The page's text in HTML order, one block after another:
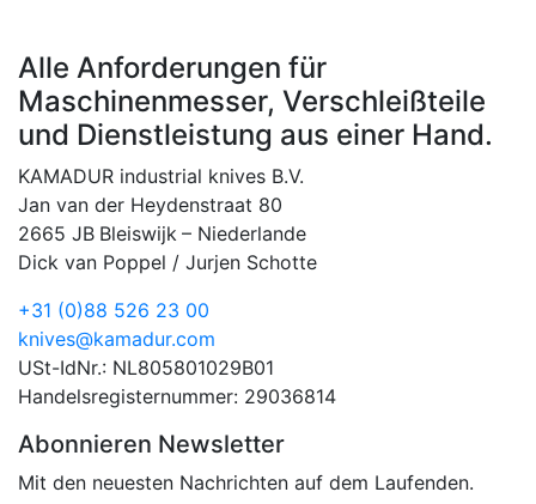
Alle Anforderungen für
Maschinenmesser, Verschleißteile
und Dienstleistung aus einer Hand.
KAMADUR industrial knives B.V.
Jan van der Heydenstraat 80
2665 JB Bleiswijk – Niederlande
Dick van Poppel / Jurjen Schotte
+31 (0)88 526 23 00
knives@kamadur.com
USt-IdNr.: NL805801029B01
Handelsregisternummer: 29036814
Abonnieren Newsletter
Mit den neuesten Nachrichten auf dem Laufenden.